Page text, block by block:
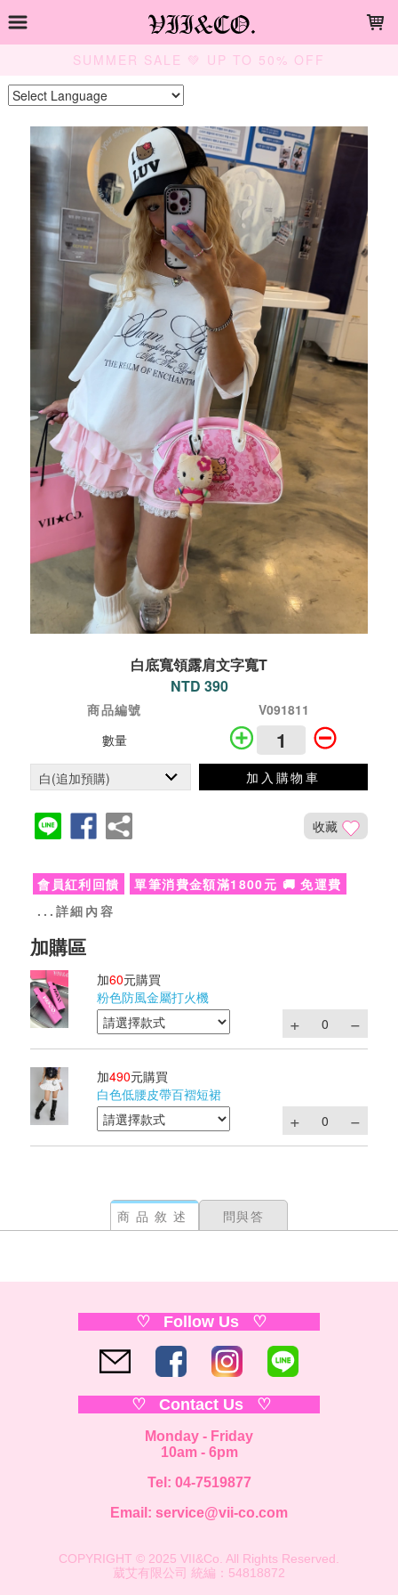
SUMMER SALE 💚 UP TO 50% OFF
白底寬領露肩文字寬T
NTD 390
商品編號
V091811
數量
加入購物車
收藏
會員紅利回饋
單筆消費金額滿1800元 🚚 免運費
...詳細內容
加60元購買
粉色防風金屬打火機
加490元購買
白色低腰皮帶百褶短裙
商品敘述 問與答